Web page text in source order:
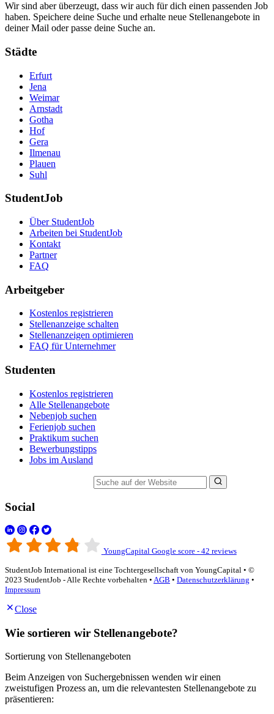
Wir sind aber überzeugt, dass wir auch für dich einen passenden Job
haben. Speichere deine Suche und erhalte neue Stellenangebote in
deiner Mail oder passe deine Suche an.
Städte
Erfurt
Jena
Weimar
Arnstadt
Gotha
Hof
Gera
Ilmenau
Plauen
Suhl
StudentJob
Über StudentJob
Arbeiten bei StudentJob
Kontakt
Partner
FAQ
Arbeitgeber
Kostenlos registrieren
Stellenanzeige schalten
Stellenanzeigen optimieren
FAQ für Unternehmer
Studenten
Kostenlos registrieren
Alle Stellenangebote
Nebenjob suchen
Ferienjob suchen
Praktikum suchen
Bewerbungstipps
Jobs im Ausland
Social
YoungCapital Google score - 42 reviews
StudentJob International ist eine Tochtergesellschaft von YoungCapital • ©
2023 StudentJob - Alle Rechte vorbehalten • AGB • Datenschutzerklärung •
Impressum
Close
Wie sortieren wir Stellenangebote?
Sortierung von Stellenangeboten
Beim Anzeigen von Suchergebnissen wenden wir einen
zweistufigen Prozess an, um die relevantesten Stellenangebote zu
präsentieren: